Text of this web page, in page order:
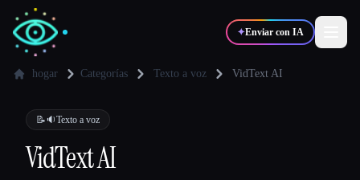
✦Enviar con IA
✍️Escritores
💻
hogar Categorías Texto a voz VidText AI
📝🔉Texto a voz
VidText AI